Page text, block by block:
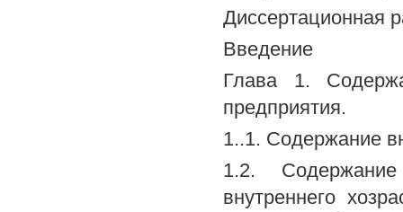
Диссертационная
Введение
Глава 1.
предприятия.
1..1. Содержание
1.2.
внутреннего